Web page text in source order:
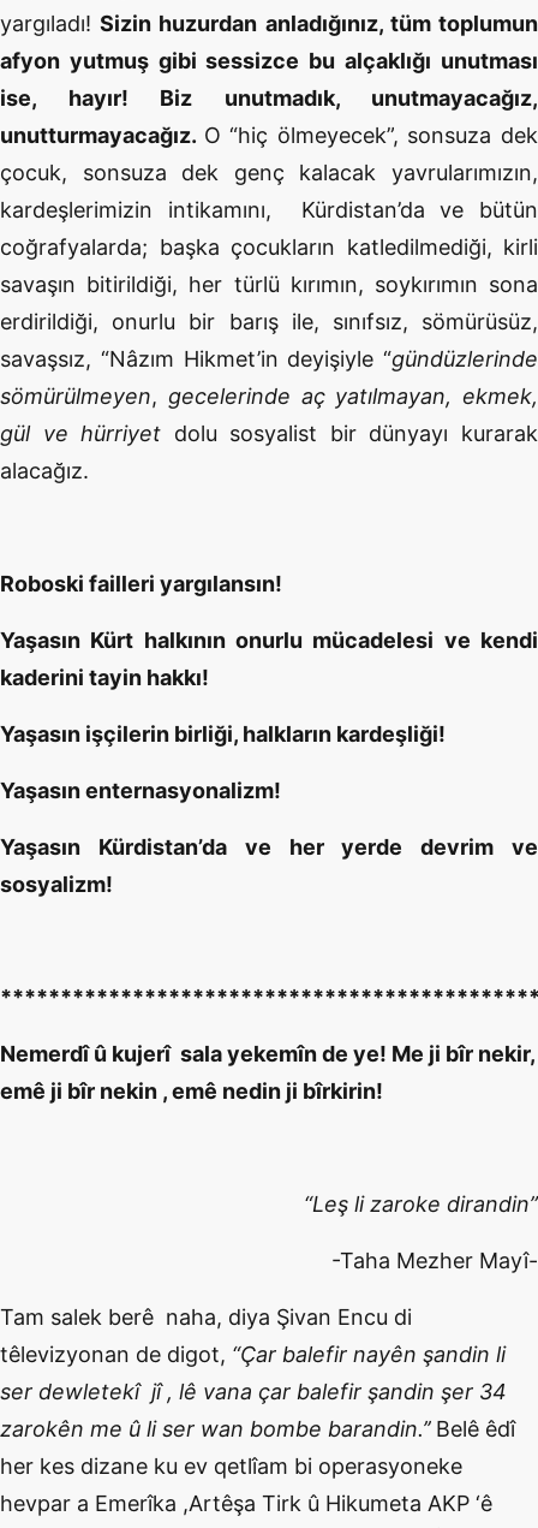
yargıladı!Sizin huzurdan anladığınız, tüm toplumun
afyon yutmuş gibi sessizce bu alçaklığı unutması
ise, hayır! Biz unutmadık, unutmayacağız,
unutturmayacağız. O “hiç ölmeyecek”, sonsuza dek
çocuk, sonsuza dek genç kalacak yavrularımızın,
kardeşlerimizin intikamını, Kürdistan’da ve bütün
coğrafyalarda; başka çocukların katledilmediği, kirli
savaşın bitirildiği, her türlü kırımın, soykırımın sona
erdirildiği, onurlu bir barış ile, sınıfsız, sömürüsüz,
savaşsız, “Nâzım Hikmet’in deyişiyle “gündüzlerinde
sömürülmeyen, gecelerinde aç yatılmayan, ekmek,
gül ve hürriyet dolu sosyalist bir dünyayı kurarak
alacağız.
Roboski failleri yargılansın!
Yaşasın Kürt halkının onurlu mücadelesi ve kendi
kaderini tayin hakkı!
Yaşasın işçilerin birliği, halkların kardeşliği!
Yaşasın enternasyonalizm!
Yaşasın Kürdistan’da ve her yerde devrim ve
sosyalizm!
Nemerdî û kujerî sala yekemîn de ye! Me ji bîr nekir,
emê ji bîr nekin , emê nedin ji bîrkirin!
“Leş li zaroke dirandin”
-Taha Mezher Mayî-
Tam salek berê naha, diya Şivan Encu di
têlevizyonan de digot, “Çar balefir nayên şandin li
ser dewletekî jî , lê vana çar balefir şandin şer 34
zarokên me û li ser wan bombe barandin.’’Belê êdî
her kes dizane ku ev qetlîam bi operasyoneke
hevpar a Emerîka ,Artêşa Tirk û Hikumeta AKP ‘ê